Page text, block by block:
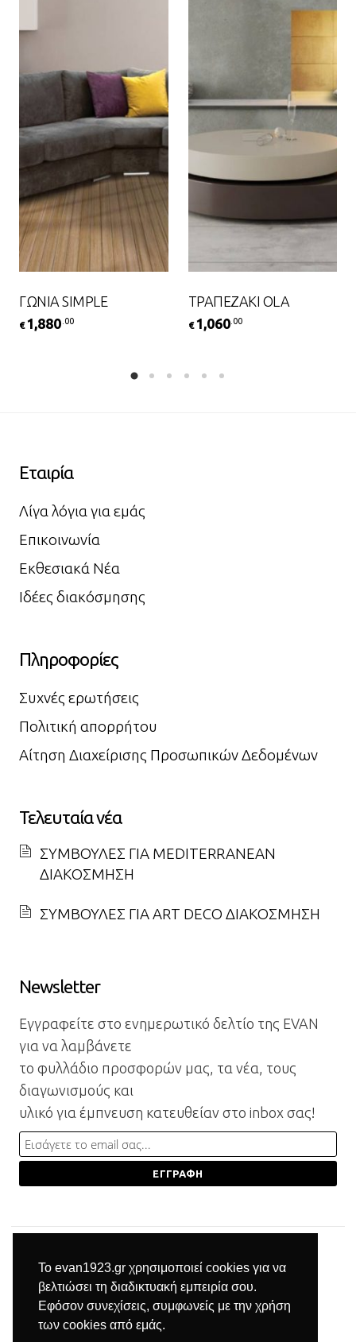
Το evan1923.gr χρησιμοποιεί cookies για να
βελτιώσει τη διαδικτυακή εμπειρία σου.
Εφόσον συνεχίσεις, συμφωνείς με την χρήση
των cookies από εμάς.
ΓΩΝΙΑ SIMPLE
€ 1,880 .00
ΤΡΑΠΕΖΑΚΙ OLA
€ 1,060 .00
Εταιρία
Λίγα λόγια για εμάς
Επικοινωνία
Εκθεσιακά Νέα
Ιδέες διακόσμησης
Πληροφορίες
Συχνές ερωτήσεις
Πολιτική απορρήτου
Αίτηση Διαχείρισης Προσωπικών Δεδομένων
Τελευταία νέα
ΣΥΜΒΟΥΛΕΣ ΓΙΑ MEDITERRANEAN
ΔΙΑΚΟΣΜΗΣΗ
ΣΥΜΒΟΥΛΕΣ ΓΙΑ ART DECO ΔΙΑΚΟΣΜΗΣΗ
Newsletter
Εγγραφείτε στο ενημερωτικό δελτίο της EVAN
για να λαμβάνετε
το φυλλάδιο προσφορών μας, τα νέα, τους
διαγωνισμούς και
υλικό για έμπνευση κατευθείαν στο inbox σας!